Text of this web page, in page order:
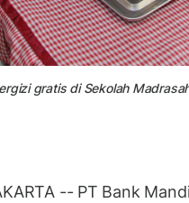
gratis di Sekolah
-- PT Bank